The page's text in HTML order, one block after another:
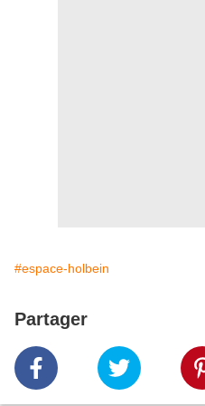
#espace-holbein
Partager